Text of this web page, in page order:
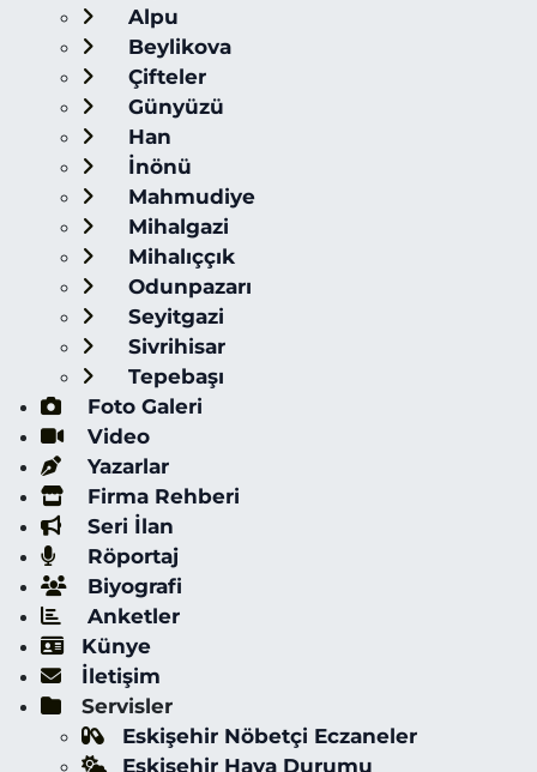
Alpu
Beylikova
Çifteler
Günyüzü
Han
İnönü
Mahmudiye
Mihalgazi
Mihalıççık
Odunpazarı
Seyitgazi
Sivrihisar
Tepebaşı
Foto Galeri
Video
Yazarlar
Firma Rehberi
Seri İlan
Röportaj
Biyografi
Anketler
Künye
İletişim
Servisler
Eskişehir Nöbetçi Eczaneler
Eskişehir Hava Durumu